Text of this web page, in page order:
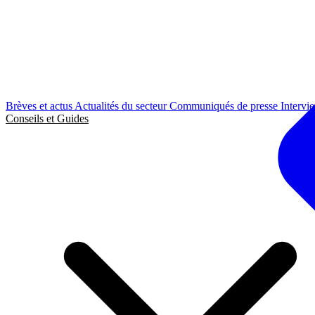
Brèves et actus Actualités du secteurCommuniqués de presse
Conseils et Guides